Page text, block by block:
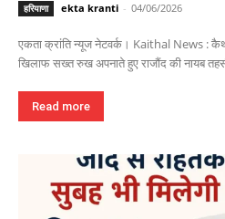
हरियाणा ekta kranti - 04/06/2026
एकता क्रांति न्यूज नेटवर्क। Kaithal News :
खिलाफ सख्त रुख अपनाते हुए राजौंद की नायब
Read more